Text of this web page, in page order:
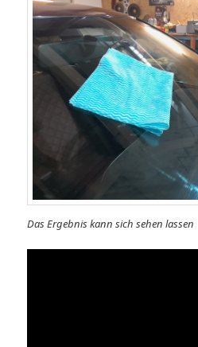
Das Ergebnis kann sich sehen lassen